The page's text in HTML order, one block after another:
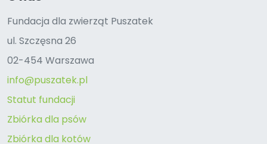
Fundacja dla zwierząt Puszatek
ul. Szczęsna 26
02-454 Warszawa
info@puszatek.pl
Statut fundacji
Zbiórka dla psów
Zbiórka dla kotów